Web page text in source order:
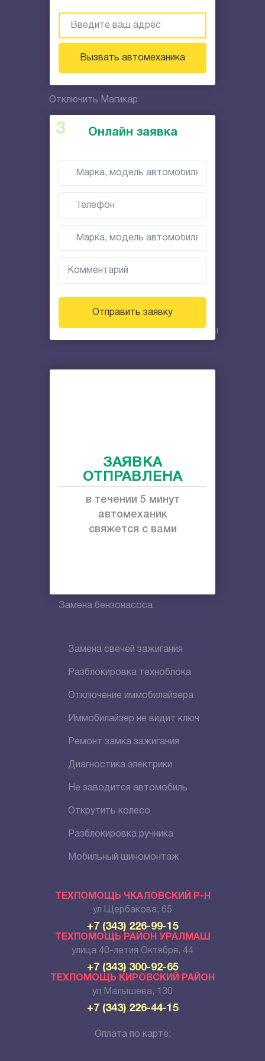
Вызвать автомеханика
Онлайн заявка
Отправить заявку
ЗАЯВКА
ОТПРАВЛЕНА
в течении 5 минут
автомеханик
свяжется с вами
Отключить Старлайн
Отключить Магикар
Отключить Пандора
Отключить Кобра Коннект
Отключить Пантера
Выездной ремонт автомобилей
Отключение сигнализации Призрак
Отключение метки
Отключение противоугонной системы
Слив топлива
Вскрытие багажника
Замена бензонасоса
Замена свечей зажигания
Разблокировка техноблока
Отключение иммобилайзера
Иммобилайзер не видит ключ
Ремонт замка зажигания
Диагностика электрики
Не заводится автомобиль
Открутить колесо
Разблокировка ручника
Мобильный шиномонтаж
ТЕХПОМОЩЬ ЧКАЛОВСКИЙ Р-Н
ул Щербакова, 65
+7 (343) 226-99-15
ТЕХПОМОЩЬ РАЙОН УРАЛМАШ
улица 40-летия Октября, 44
+7 (343) 300-92-65
ТЕХПОМОЩЬ КИРОВСКИЙ РАЙОН
ул Малышева, 130
+7 (343) 226-44-15
Оплата по карте: